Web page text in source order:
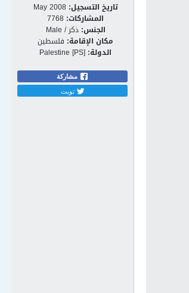
تاريخ التسجيل: May 2008
المشاركات: 7768
الجنس: ذكر / Male
مكان الإقامة: فلسطين
الدولة: Palestine [PS]
مشاركة
تويت